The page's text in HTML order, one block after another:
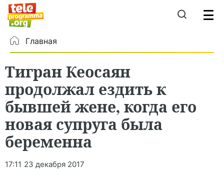
Главная
Тигран Кеосаян
продолжал ездить к
бывшей жене, когда его
новая супруга была
беременна
17:11 23 декабря 2017